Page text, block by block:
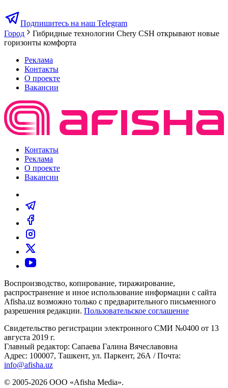
Подпишитесь на наш Telegram
Город
Гибридные технологии Chery CSH открывают новые
горизонты комфорта
Реклама
Контакты
О проекте
Вакансии
Контакты
Реклама
О проекте
Вакансии
Воспроизводство, копирование, тиражирование,
распространение и иное использование информации с сайта
Afisha.uz возможно только с предварительного письменного
разрешения редакции. Пользовательское соглашение
Свидетельство регистрации электронного СМИ №0400 от 13
августа 2019 г.
Главный редактор: Сапаева Галина Вячеславовна
Адрес: 100007, Ташкент, ул. Паркент, 26А / Почта:
info@afisha.uz
© 2005-2026 ООО «Afisha Media».